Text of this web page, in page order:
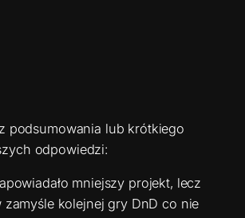
podsumowania lub krótkiego
odpowiedzi:
mniejszy projekt, lecz
zamyśle kolejnej gry DnD co nie